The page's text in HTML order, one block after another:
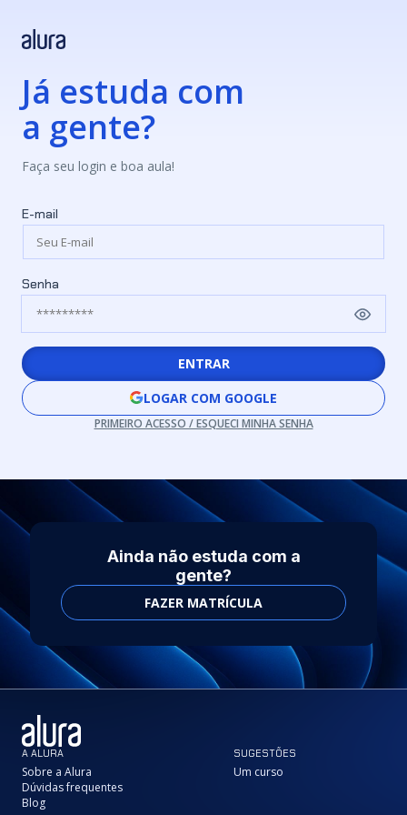
Já estuda com
a gente?
Faça seu login e boa aula!
E-mail
Senha
ENTRAR
LOGAR COM GOOGLE
PRIMEIRO ACESSO / ESQUECI MINHA SENHA
Ainda não estuda com a
gente?
FAZER MATRÍCULA
A ALURA
Sobre a Alura
Dúvidas frequentes
Blog
SUGESTÕES
Um curso